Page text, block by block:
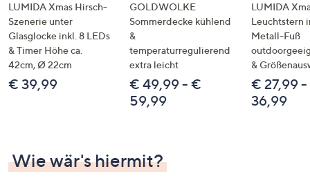
LUMIDA Xmas Hirsch-
Szenerie unter
Glasglocke inkl. 8 LEDs
& Timer Höhe ca.
42cm, Ø 22cm
€ 39,99
GOLDWOLKE
Sommerdecke kühlend
&
temperaturregulierend
extra leicht
€ 49,99 - €
59,99
LUMIDA
Leuchtstern
Metall-Fuß
&
€ 27,99
36,99
Wie wär's hiermit?